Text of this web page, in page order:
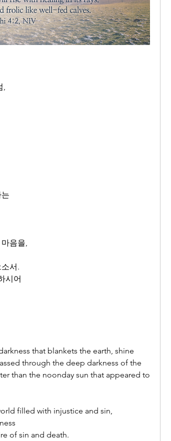
,
음을,
서.
시어
that blankets the earth, shine
than the noonday sun that appeared to
filled with injustice and sin,
of sin and death.